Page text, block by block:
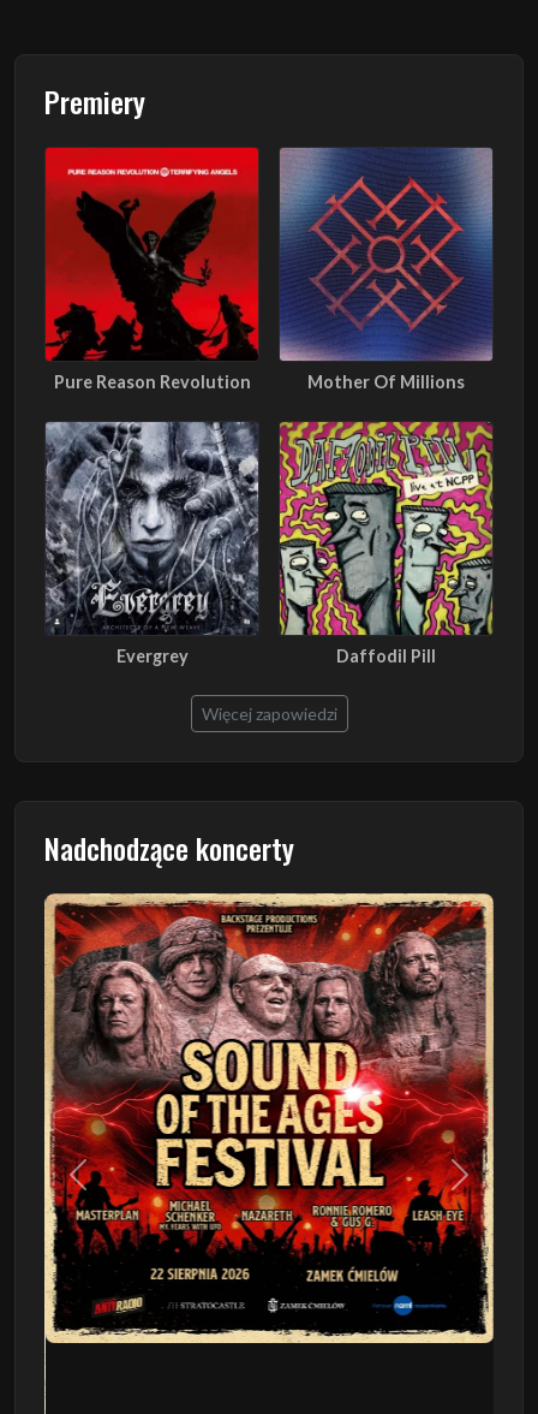
Premiery
Pure Reason Revolution Mother Of Millions
Evergrey Daffodil Pill
Więcej zapowiedzi
Nadchodzące koncerty
Poprzedni Następny
This Will Destroy You